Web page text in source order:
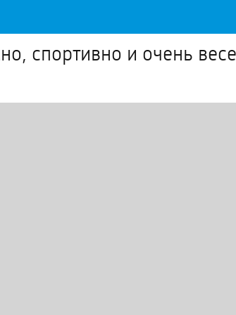
спортивно и очень